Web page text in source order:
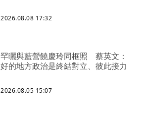
2026.08.08 17:32
罕曬與藍營饒慶玲同框照 蔡英文：
好的地方政治是終結對立、彼此接力
2026.08.05 15:07